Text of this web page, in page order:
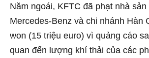
Năm ngoái, KFTC đã phạt nhà
Mercedes-Benz và chi nhánh Hàn
won (15 triệu euro) vì quảng cáo
quan đến lượng khí thải của các